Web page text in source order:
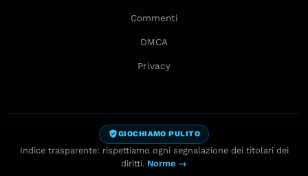
Commenti
DMCA
Privacy
GIOCHIAMO PULITO
Indice trasparente: rispettiamo ogni segnalazione dei titolari dei
diritti. Norme →